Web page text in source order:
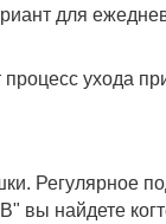
для
ухода
Регулярное
вы найдете